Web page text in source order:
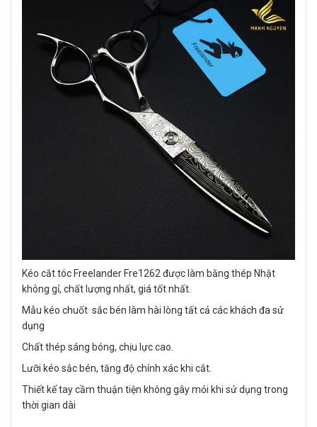
Kéo cắt tóc Freelander Fre1262 được làm bằng thép Nhật
không gỉ, chất lượng nhất, giá tốt nhất.
Mẫu kéo chuốt sắc bén làm hài lòng tất cả các khách đa sử
dụng
Chất thép sáng bóng, chịu lực cao.
Lưỡi kéo sắc bén, tăng độ chính xác khi cắt.
Thiết kế tay cầm thuận tiện không gây mỏi khi sử dụng trong
thời gian dài